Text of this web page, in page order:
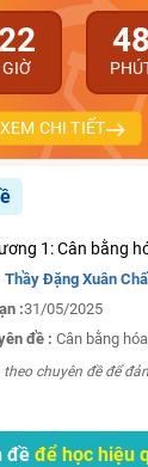
22
GIỜ
48
XEM CHI TIẾT
1: Cân bằng
Thầy Đặng Xuân
:31/05/2025
đề : Cân bằng
chuyên đề để
đề để học hiệu